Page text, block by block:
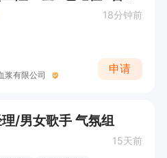
18分钟前
浆有限公司
申请
/男女歌手 气氛组
15天前